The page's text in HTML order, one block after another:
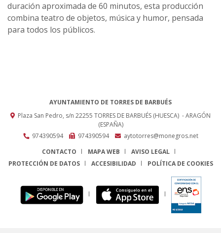
duración aproximada de 60 minutos, esta producción
combina teatro de objetos, música y humor, pensada
para todos los públicos.
AYUNTAMIENTO DE TORRES DE BARBUÉS
Plaza San Pedro, s/n 22255 TORRES DE BARBUÉS (HUESCA) - ARAGÓN
(ESPAÑA)
974390594
974390594
aytotorres@monegros.net
CONTACTO
MAPA WEB
AVISO LEGAL
PROTECCIÓN DE DATOS
ACCESIBILIDAD POLÍTICA DE COOKIES